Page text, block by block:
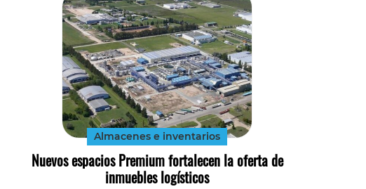
Almacenes e inventarios
Nuevos espacios Premium fortalecen la oferta de
inmuebles logísticos